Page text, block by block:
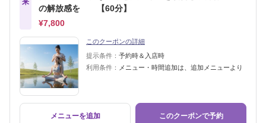
の解放感を 【60分】
¥7,800
このクーポンの詳細
提示条件： 予約時＆入店時
利用条件：
メニュー・時間追加は、追加メニューより
メニューを追加 このクーポンで予約